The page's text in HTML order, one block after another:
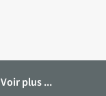
Voir plus ...